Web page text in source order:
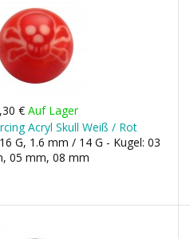
€Auf Lager
Acryl Skull Weiß / Rot
G, 1.6 mm / 14 G - Kugel: 03
05 mm, 08 mm